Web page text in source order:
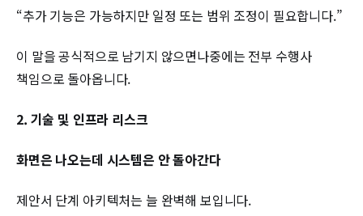
“추가 기능은 가능하지만 일정 또는 범위 조정이 필요합니다.”
이 말을 공식적으로 남기지 않으면나중에는 전부 수행사
책임으로 돌아옵니다.
2. 기술 및 인프라 리스크
화면은 나오는데 시스템은 안 돌아간다
제안서 단계 아키텍처는 늘 완벽해 보입니다.